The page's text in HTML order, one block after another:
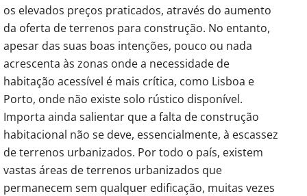
os elevados preços praticados, através do aumento
da oferta de terrenos para construção. No entanto,
apesar das suas boas intenções, pouco ou nada
acrescenta às zonas onde a necessidade de
habitação acessível é mais crítica, como Lisboa e
Porto, onde não existe solo rústico disponível.
Importa ainda salientar que a falta de construção
habitacional não se deve, essencialmente, à escassez
de terrenos urbanizados. Por todo o país, existem
vastas áreas de terrenos urbanizados que
permanecem sem qualquer edificação, muitas vezes